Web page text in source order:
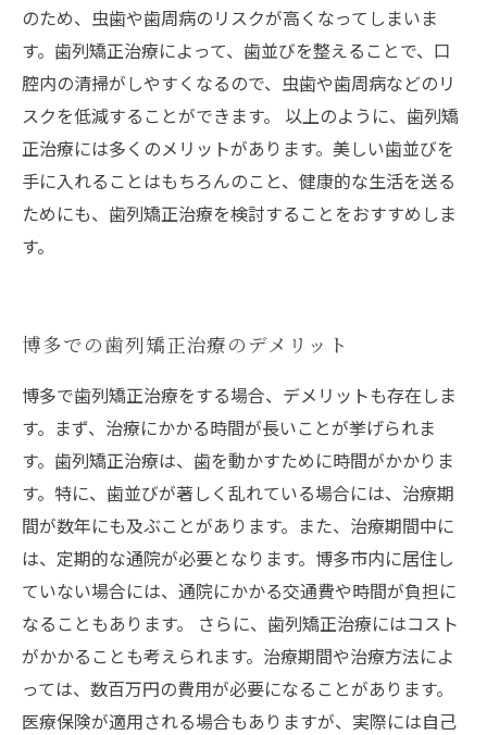
のため、虫歯や歯周病のリスクが高くなってしまいま
す。歯列矯正治療によって、歯並びを整えることで、口
腔内の清掃がしやすくなるので、虫歯や歯周病などのリ
スクを低減することができます。 以上のように、歯列矯
正治療には多くのメリットがあります。美しい歯並びを
手に入れることはもちろんのこと、健康的な生活を送る
ためにも、歯列矯正治療を検討することをおすすめしま
す。
博多での歯列矯正治療のデメリット
博多で歯列矯正治療をする場合、デメリットも存在しま
す。まず、治療にかかる時間が長いことが挙げられま
す。歯列矯正治療は、歯を動かすために時間がかかりま
す。特に、歯並びが著しく乱れている場合には、治療期
間が数年にも及ぶことがあります。また、治療期間中に
は、定期的な通院が必要となります。博多市内に居住し
ていない場合には、通院にかかる交通費や時間が負担に
なることもあります。 さらに、歯列矯正治療にはコスト
がかかることも考えられます。治療期間や治療方法によ
っては、数百万円の費用が必要になることがあります。
医療保険が適用される場合もありますが、実際には自己